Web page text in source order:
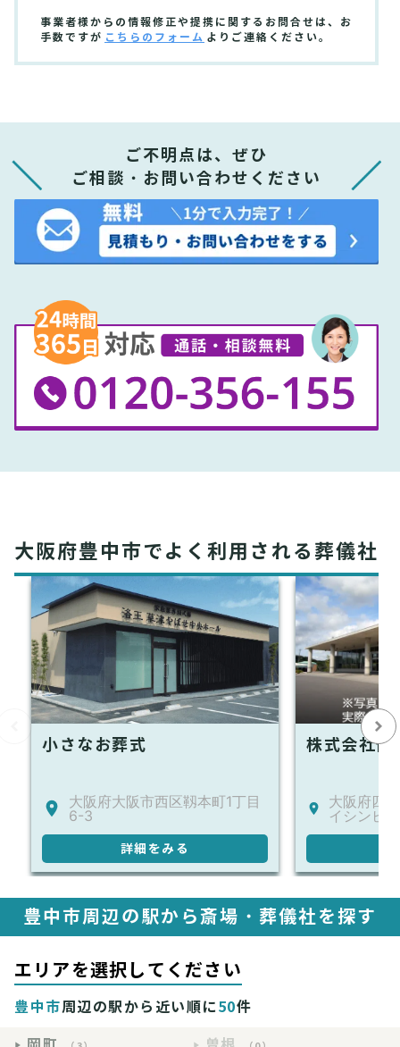
事業者様からの情報修正や提携に関するお問合せは、お
手数ですが こちらのフォーム よりご連絡ください。
ご不明点は、ぜひ
ご相談・お問い合わせください
大阪府豊中市でよく利用される葬儀社
小さなお葬式
大阪府大阪市西区靱本町1丁目
6-3
詳細をみる
株式会社優
大阪府四
イシンビ
豊中市周辺の駅から斎場・葬儀社を探す
エリアを選択してください
豊中市周辺の駅から近い順に50件